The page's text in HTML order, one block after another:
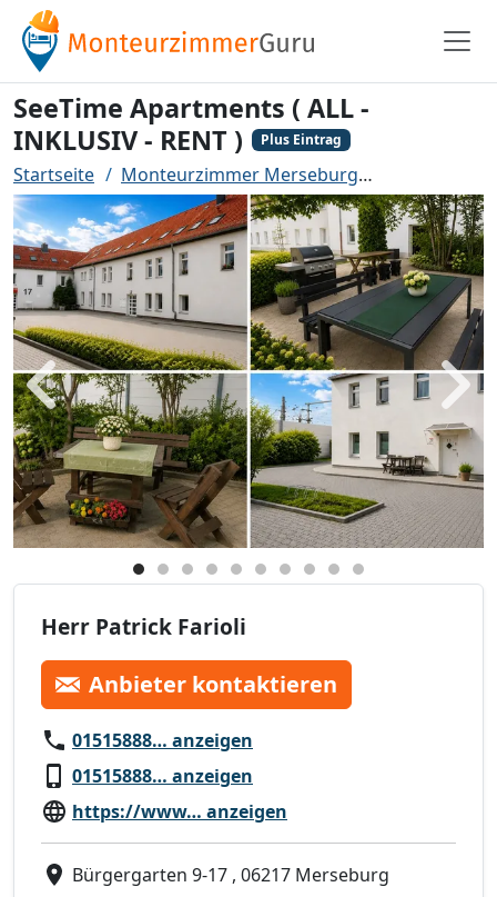
SeeTime Apartments ( ALL -
INKLUSIV - RENT )
Plus Eintrag
Startseite Monteurzimmer Merseburg
Zurück
Herr Patrick Farioli
Anbieter kontaktieren
01515888… anzeigen
01515888… anzeigen
https://www… anzeigen
Bürgergarten 9-17 , 06217 Merseburg